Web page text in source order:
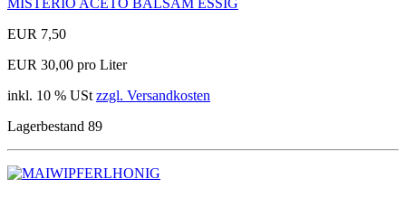
EUR 7,50
EUR 30,00 pro Liter
inkl. 10 % USt zzgl. Versandkosten
Lagerbestand 89